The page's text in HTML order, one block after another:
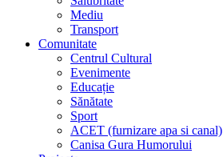
Mediu
Transport
Comunitate
Centrul Cultural
Evenimente
Educație
Sănătate
Sport
ACET (furnizare apa si canal)
Canisa Gura Humorului